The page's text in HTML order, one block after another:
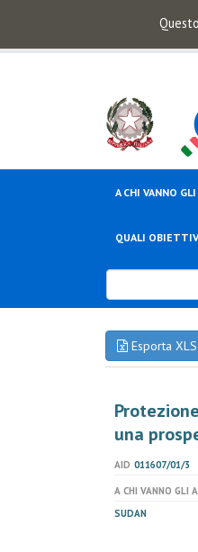
A CHI VANNO
QUALI
Esporta XLS
una
AID 011607/01/3
A CHI VANNO GLI
SUDAN